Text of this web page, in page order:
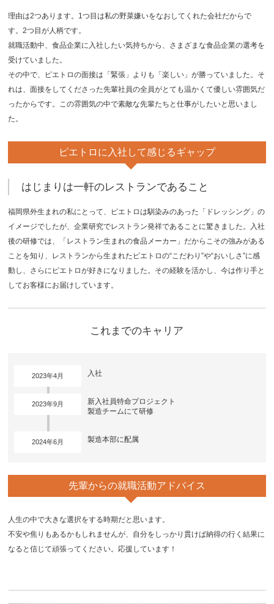
理由は2つあります。1つ目は私の野菜嫌いをなおしてくれた会社だからで
す。2つ目が人柄です。
就職活動中、食品企業に入社したい気持ちから、さまざまな食品企業の選考を
受けていました。
その中で、ピエトロの面接は「緊張」よりも「楽しい」が勝っていました。そ
れは、面接をしてくださった先輩社員の全員がとても温かくて優しい雰囲気だ
ったからです。この雰囲気の中で素敵な先輩たちと仕事がしたいと思いまし
た。
ピエトロに入社して感じるギャップ
はじまりは一軒のレストランであること
福岡県外生まれの私にとって、ピエトロは馴染みのあった「ドレッシング」の
イメージでしたが、企業研究でレストラン発祥であることに驚きました。入社
後の研修では、「レストラン生まれの食品メーカー」だからこその強みがある
ことを知り、レストランから生まれたピエトロの“こだわり”や“おいしさ”に感
動し、さらにピエトロが好きになりました。その経験を活かし、今は作り手と
してお客様にお届けしています。
これまでのキャリア
2023年4月 入社
2023年9月
新入社員特命プロジェクト
製造チームにて研修
2024年6月 製造本部に配属
先輩からの就職活動アドバイス
人生の中で大きな選択をする時期だと思います。
不安や焦りもあるかもしれませんが、自分をしっかり貫けば納得の行く結果に
なると信じて頑張ってください。応援しています！